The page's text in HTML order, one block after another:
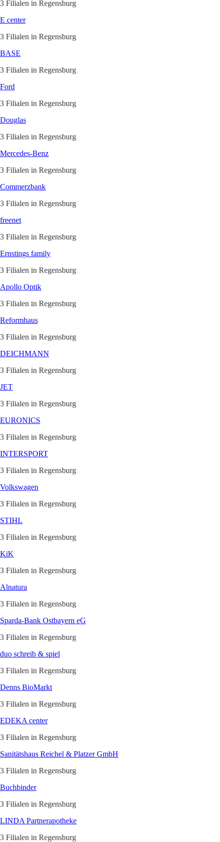
3 Filialen in Regensburg
E center
3 Filialen in Regensburg
BASE
3 Filialen in Regensburg
Ford
3 Filialen in Regensburg
Douglas
3 Filialen in Regensburg
Mercedes-Benz
3 Filialen in Regensburg
Commerzbank
3 Filialen in Regensburg
freenet
3 Filialen in Regensburg
Ernstings family
3 Filialen in Regensburg
Apollo Optik
3 Filialen in Regensburg
Reformhaus
3 Filialen in Regensburg
DEICHMANN
3 Filialen in Regensburg
JET
3 Filialen in Regensburg
EURONICS
3 Filialen in Regensburg
INTERSPORT
3 Filialen in Regensburg
Volkswagen
3 Filialen in Regensburg
STIHL
3 Filialen in Regensburg
KiK
3 Filialen in Regensburg
Alnatura
3 Filialen in Regensburg
Sparda-Bank Ostbayern eG
3 Filialen in Regensburg
duo schreib & spiel
3 Filialen in Regensburg
Denns BioMarkt
3 Filialen in Regensburg
EDEKA center
3 Filialen in Regensburg
Sanitätshaus Reichel & Platzer GmbH
3 Filialen in Regensburg
Buchbinder
3 Filialen in Regensburg
LINDA Partnerapotheke
3 Filialen in Regensburg